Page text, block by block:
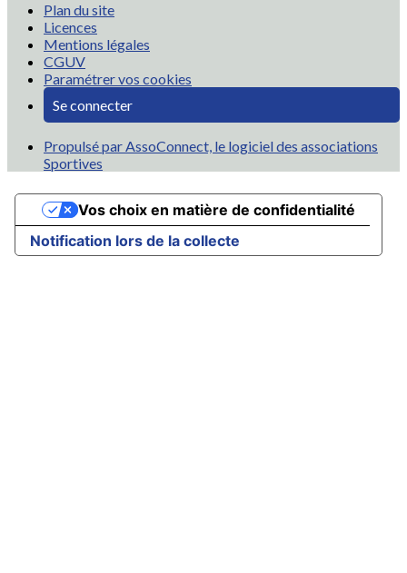
Plan du site
Licences
Mentions légales
CGUV
Paramétrer vos cookies
Se connecter
Propulsé par AssoConnect, le logiciel des associations
Sportives
Notification lors de la collecte
Vos choix en matière de confidentialité